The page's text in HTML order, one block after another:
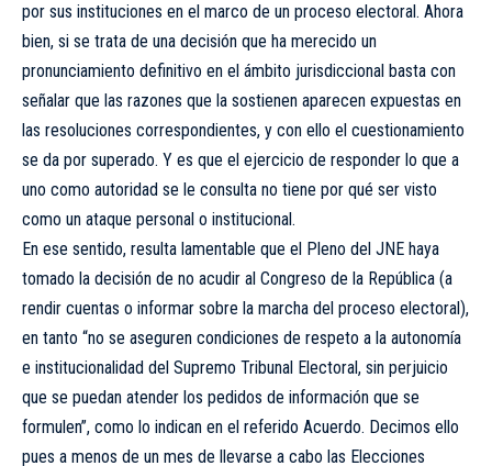
por sus instituciones en el marco de un proceso electoral. Ahora
bien, si se trata de una decisión que ha merecido un
pronunciamiento definitivo en el ámbito jurisdiccional basta con
señalar que las razones que la sostienen aparecen expuestas en
las resoluciones correspondientes, y con ello el cuestionamiento
se da por superado. Y es que el ejercicio de responder lo que a
uno como autoridad se le consulta no tiene por qué ser visto
como un ataque personal o institucional.
En ese sentido, resulta lamentable que el Pleno del JNE haya
tomado la decisión de no acudir al Congreso de la República (a
rendir cuentas o informar sobre la marcha del proceso electoral),
en tanto “no se aseguren condiciones de respeto a la autonomía
e institucionalidad del Supremo Tribunal Electoral, sin perjuicio
que se puedan atender los pedidos de información que se
formulen”, como lo indican en el referido Acuerdo. Decimos ello
pues a menos de un mes de llevarse a cabo las Elecciones